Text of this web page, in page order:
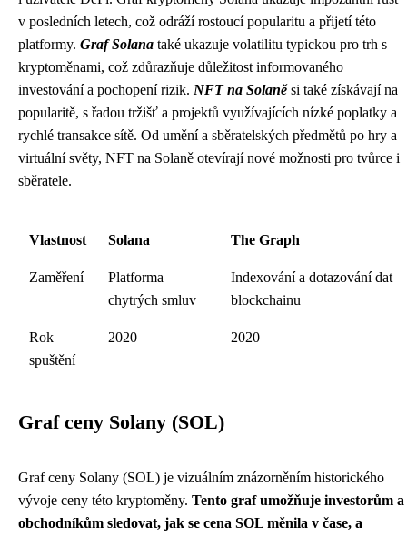
v posledních letech, což odráží rostoucí popularitu a přijetí této
platformy. Graf Solana také ukazuje volatilitu typickou pro trh s
kryptoměnami, což zdůrazňuje důležitost informovaného
investování a pochopení rizik. NFT na Solaněsi také získávají na
popularitě, s řadou tržišť a projektů využívajících nízké poplatky a
rychlé transakce sítě. Od umění a sběratelských předmětů po hry a
virtuální světy, NFT na Solaně otevírají nové možnosti pro tvůrce i
sběratele.
Vlastnost Solana The Graph
Zaměření
Platforma
chytrých smluv
Indexování a dotazování dat
blockchainu
Rok
spuštění
2020 2020
Graf ceny Solany (SOL)
Graf ceny Solany (SOL) je vizuálním znázorněním historického
vývoje ceny této kryptoměny. Tento graf umožňuje investorům a
obchodníkům sledovat, jak se cena SOL měnila v čase, a